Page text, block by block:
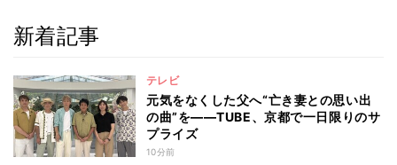
新着記事
テレビ
元気をなくした父へ“亡き妻との思い出
の曲”を――TUBE、京都で一日限りのサ
プライズ
10分前